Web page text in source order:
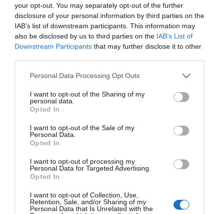
your opt-out. You may separately opt-out of the further
disclosure of your personal information by third parties on the
IAB’s list of downstream participants. This information may
also be disclosed by us to third parties on the IAB’s List of
Downstream Participants that may further disclose it to other
Personal Data Processing Opt Outs
I want to opt-out of the Sharing of my
personal data.
Opted In
I want to opt-out of the Sale of my
Personal Data.
Opted In
I want to opt-out of processing my
Personal Data for Targeted Advertising.
Opted In
I want to opt-out of Collection, Use,
Retention, Sale, and/or Sharing of my
Personal Data that Is Unrelated with the
través de la cuantificación de esta colorimetría
con las imágenes y permitimos que con un móvil
se puedan medir diferentes aspectos de los
colores", explica Martín.
El equipo de investigación de la UB trae ya
fue a partir de febrero del 2017 cuando se empezó
a explorar más la parte de las aplicaciones
comerciales. La empresa, fundada por
Daniel
Pradesy María Eugenia Martín, está constituida
Actualmente, la espín
desarrollando la tecnología, a pesar de que la
parte de software se encuentra bastante avance.